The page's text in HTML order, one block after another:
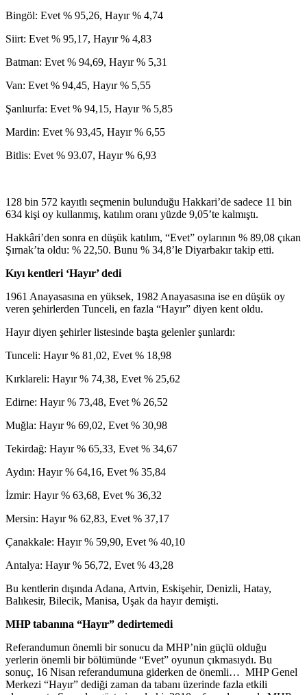
Bingöl: Evet % 95,26, Hayır % 4,74
Siirt: Evet % 95,17, Hayır % 4,83
Batman: Evet % 94,69, Hayır % 5,31
Van: Evet % 94,45, Hayır % 5,55
Şanlıurfa: Evet % 94,15, Hayır % 5,85
Mardin: Evet % 93,45, Hayır % 6,55
Bitlis: Evet % 93.07, Hayır % 6,93
128 bin 572 kayıtlı seçmenin bulunduğu Hakkari’de sadece 11 bin
634 kişi oy kullanmış, katılım oranı yüzde 9,05’te kalmıştı.
Hakkâri’den sonra en düşük katılım, “Evet” oylarının % 89,08 çıkan
Şırnak’ta oldu: % 22,50. Bunu % 34,8’le Diyarbakır takip etti.
Kıyı kentleri ‘Hayır’ dedi
1961 Anayasasına en yüksek, 1982 Anayasasına ise en düşük oy
veren şehirlerden Tunceli, en fazla “Hayır” diyen kent oldu.
Hayır diyen şehirler listesinde başta gelenler şunlardı:
Tunceli: Hayır % 81,02, Evet % 18,98
Kırklareli: Hayır % 74,38, Evet % 25,62
Edirne: Hayır % 73,48, Evet % 26,52
Muğla: Hayır % 69,02, Evet % 30,98
Tekirdağ: Hayır % 65,33, Evet % 34,67
Aydın: Hayır % 64,16, Evet % 35,84
İzmir: Hayır % 63,68, Evet % 36,32
Mersin: Hayır % 62,83, Evet % 37,17
Çanakkale: Hayır % 59,90, Evet % 40,10
Antalya: Hayır % 56,72, Evet % 43,28
Bu kentlerin dışında Adana, Artvin, Eskişehir, Denizli, Hatay,
Balıkesir, Bilecik, Manisa, Uşak da hayır demişti.
MHP tabanına “Hayır” dedirtemedi
Referandumun önemli bir sonucu da MHP’nin güçlü olduğu
yerlerin önemli bir bölümünde “Evet” oyunun çıkmasıydı. Bu
sonuç, 16 Nisan referandumuna giderken de önemli… MHP Genel
Merkezi “Hayır” dediği zaman da tabanı üzerinde fazla etkili